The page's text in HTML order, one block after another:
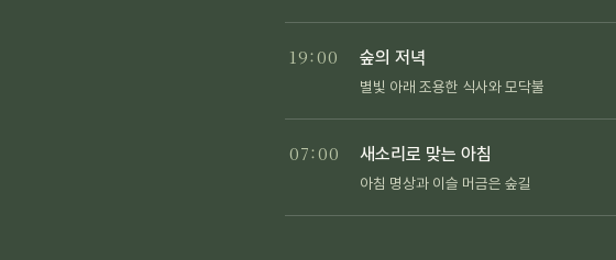
19:00 숲의 저녁
별빛 아래 조용한 식사와 모닥불
07:00 새소리로 맞는 아침
아침 명상과 이슬 머금은 숲길